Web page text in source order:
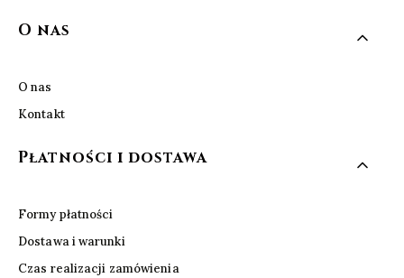
Linki w stopce
O nas
O nas
Kontakt
Płatności i dostawa
Formy płatności
Dostawa i warunki
Czas realizacji zamówienia